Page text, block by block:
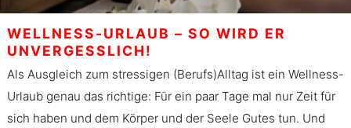
WELLNESS-URLAUB – SO WIRD ER
UNVERGESSLICH!
Als Ausgleich zum stressigen (Berufs)Alltag ist ein Wellness-
Urlaub genau das richtige: Für ein paar Tage mal nur Zeit für
sich haben und dem Körper und der Seele Gutes tun. Und